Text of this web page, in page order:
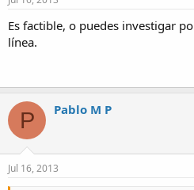
Es factible, o puedes investigar
línea.
P Pablo M P
Jul 16, 2013